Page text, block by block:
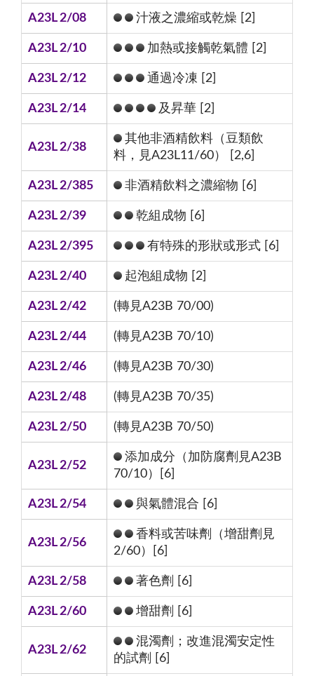
A23L 2/08 汁液之濃縮或乾燥 [2]
A23L 2/10 加熱或接觸乾氣體 [2]
A23L 2/12 通過冷凍 [2]
A23L 2/14 及昇華 [2]
A23L 2/38
其他非酒精飲料（豆類飲
料，見A23L11/60） [2,6]
A23L 2/385 非酒精飲料之濃縮物 [6]
A23L 2/39 乾組成物 [6]
A23L 2/395 有特殊的形狀或形式 [6]
A23L 2/40 起泡組成物 [2]
A23L 2/42 (轉見A23B 70/00)
A23L 2/44 (轉見A23B 70/10)
A23L 2/46 (轉見A23B 70/30)
A23L 2/48 (轉見A23B 70/35)
A23L 2/50 (轉見A23B 70/50)
A23L 2/52
添加成分（加防腐劑見A23B
70/10）[6]
A23L 2/54 與氣體混合 [6]
A23L 2/56
香料或苦味劑（增甜劑見
2/60）[6]
A23L 2/58 著色劑 [6]
A23L 2/60 增甜劑 [6]
A23L 2/62
混濁劑；改進混濁安定性
的試劑 [6]